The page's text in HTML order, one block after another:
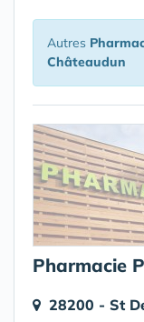
Autres
Châteaudun
Pharmacie
28200 - St